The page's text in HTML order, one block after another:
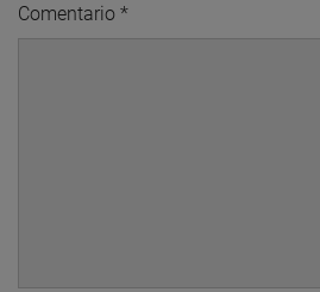
Comentario *